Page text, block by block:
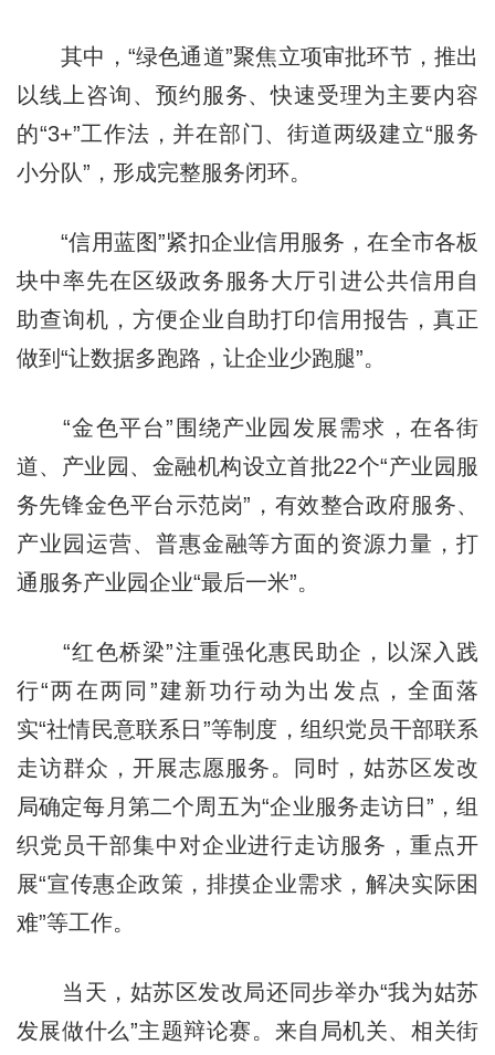
其中，“绿色通道”聚焦立项审批环节，推出
以线上咨询、预约服务、快速受理为主要内容
的“3+”工作法，并在部门、街道两级建立“服务
小分队”，形成完整服务闭环。
“信用蓝图”紧扣企业信用服务，在全市各板
块中率先在区级政务服务大厅引进公共信用自
助查询机，方便企业自助打印信用报告，真正
做到“让数据多跑路，让企业少跑腿”。
“金色平台”围绕产业园发展需求，在各街
道、产业园、金融机构设立首批22个“产业园服
务先锋金色平台示范岗”，有效整合政府服务、
产业园运营、普惠金融等方面的资源力量，打
通服务产业园企业“最后一米”。
“红色桥梁”注重强化惠民助企，以深入践
行“两在两同”建新功行动为出发点，全面落
实“社情民意联系日”等制度，组织党员干部联系
走访群众，开展志愿服务。同时，姑苏区发改
局确定每月第二个周五为“企业服务走访日”，组
织党员干部集中对企业进行走访服务，重点开
展“宣传惠企政策，排摸企业需求，解决实际困
难”等工作。
当天，姑苏区发改局还同步举办“我为姑苏
发展做什么”主题辩论赛。来自局机关、相关街